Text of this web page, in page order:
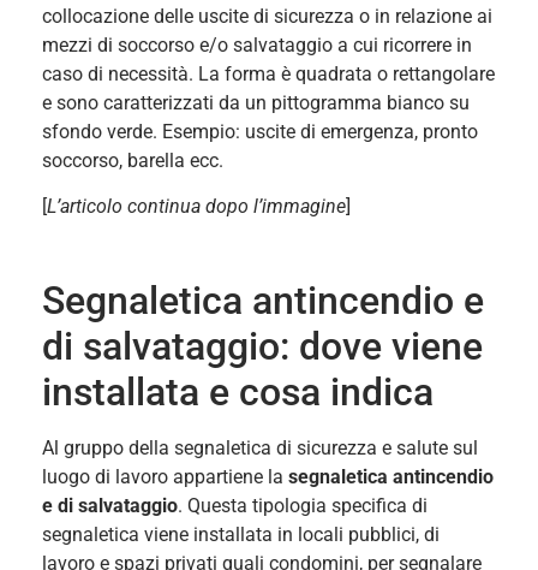
collocazione delle uscite di sicurezza o in relazione ai
mezzi di soccorso e/o salvataggio a cui ricorrere in
caso di necessità. La forma è quadrata o rettangolare
e sono caratterizzati da un pittogramma bianco su
sfondo verde. Esempio: uscite di emergenza, pronto
soccorso, barella ecc.
[L’articolo continua dopo l’immagine]
Segnaletica antincendio e
di salvataggio: dove viene
installata e cosa indica
Al gruppo della segnaletica di sicurezza e salute sul
luogo di lavoro appartiene la segnaletica antincendio
e di salvataggio. Questa tipologia specifica di
segnaletica viene installata in locali pubblici, di
lavoro e spazi privati quali condomini, per segnalare